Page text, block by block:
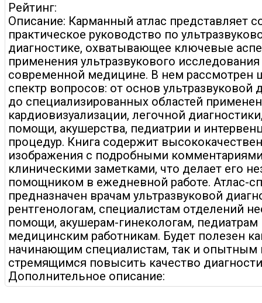
Рейтинг:
Описание: Карманный атлас представляет
практическое руководство по
диагностике, охватывающее ключевые
применения ультразвукового
современной медицине. В нем рассмотрен
спектр вопросов: от основ ультразвуковой
до специализированных областей
кардиовизуализации, легочной
помощи, акушерства, педиатрии и
процедур. Книга содержит
изображения с подробными
клиническими заметками, что делает его
помощником в ежедневной работе. Атлас-
предназначен врачам ультразвуковой
рентгенологам, специалистам отделений
помощи, акушерам-гинекологам, педиатрам
медицинским работникам. Будет полезен
начинающим специалистам, так и опытным
стремящимся повысить качество
Дополнительное описание: